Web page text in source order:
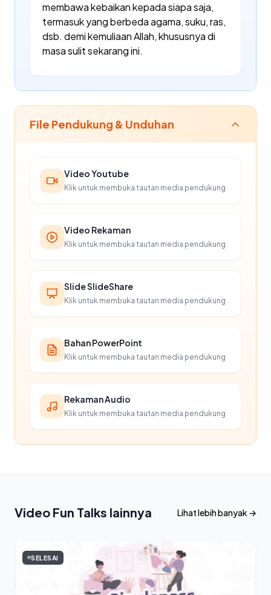
membawa kebaikan kepada siapa saja,
termasuk yang berbeda agama, suku, ras,
dsb. demi kemuliaan Allah, khususnya di
masa sulit sekarang ini.
File Pendukung & Unduhan
Video Youtube
Klik untuk membuka tautan media pendukung
Video Rekaman
Klik untuk membuka tautan media pendukung
Slide SlideShare
Klik untuk membuka tautan media pendukung
Bahan PowerPoint
Klik untuk membuka tautan media pendukung
Rekaman Audio
Klik untuk membuka tautan media pendukung
Video Fun Talks lainnya Lihat lebih banyak →
SELESAI